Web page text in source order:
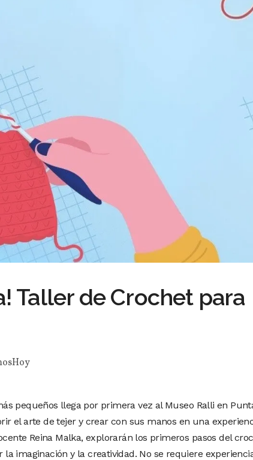
Taller de Crochet para
pequeños llega por primera vez al Museo Ralli en
el arte de tejer y crear con sus manos en una
Reina Malka, explorarán los primeros pasos del
imaginación y la creatividad. No se requiere